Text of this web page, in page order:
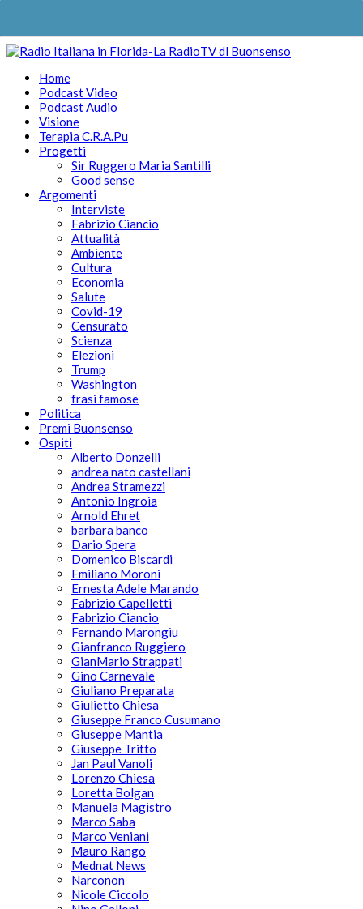
Home
Podcast Video
Podcast Audio
Visione
Terapia C.R.A.Pu
Progetti
Sir Ruggero Maria Santilli
Good sense
Argomenti
Interviste
Fabrizio Ciancio
Attualità
Ambiente
Cultura
Economia
Salute
Covid-19
Censurato
Scienza
Elezioni
Trump
Washington
frasi famose
Politica
Premi Buonsenso
Ospiti
Alberto Donzelli
andrea nato castellani
Andrea Stramezzi
Antonio Ingroia
Arnold Ehret
barbara banco
Dario Spera
Domenico Biscardi
Emiliano Moroni
Ernesta Adele Marando
Fabrizio Capelletti
Fabrizio Ciancio
Fernando Marongiu
Gianfranco Ruggiero
GianMario Strappati
Gino Carnevale
Giuliano Preparata
Giulietto Chiesa
Giuseppe Franco Cusumano
Giuseppe Mantia
Giuseppe Tritto
Jan Paul Vanoli
Lorenzo Chiesa
Loretta Bolgan
Manuela Magistro
Marco Saba
Marco Veniani
Mauro Rango
Mednat News
Narconon
Nicole Ciccolo